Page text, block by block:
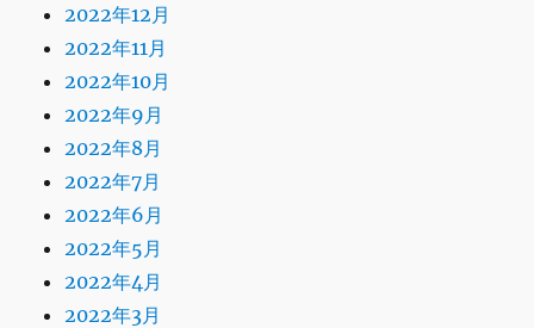
2022年12月
2022年11月
2022年10月
2022年9月
2022年8月
2022年7月
2022年6月
2022年5月
2022年4月
2022年3月